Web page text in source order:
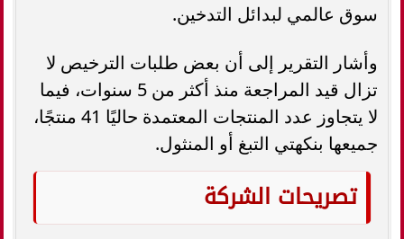
سوق عالمي لبدائل التدخين.
وأشار التقرير إلى أن بعض طلبات الترخيص لا
تزال قيد المراجعة منذ أكثر من 5 سنوات، فيما
لا يتجاوز عدد المنتجات المعتمدة حاليًا 41 منتجًا،
جميعها بنكهتي التبغ أو المنثول.
تصريحات الشركة